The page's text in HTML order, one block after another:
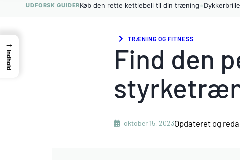
UDFORSK GUIDERKøb den rette kettlebell til din træning•
TRÆNING OG FITNESS
Find den
oktober 15, 2023Opdateret og
→
Indhold